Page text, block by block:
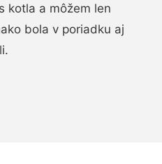
kotla a môžem len
bola v poriadku aj